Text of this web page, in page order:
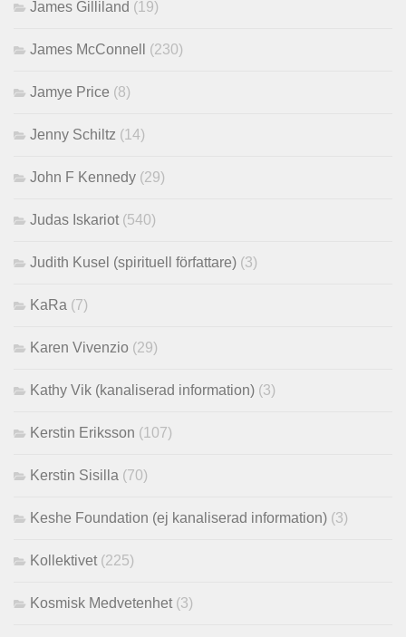
James Gilliland (19)
James McConnell (230)
Jamye Price (8)
Jenny Schiltz (14)
John F Kennedy (29)
Judas Iskariot (540)
Judith Kusel (spirituell författare) (3)
KaRa (7)
Karen Vivenzio (29)
Kathy Vik (kanaliserad information) (3)
Kerstin Eriksson (107)
Kerstin Sisilla (70)
Keshe Foundation (ej kanaliserad information) (3)
Kollektivet (225)
Kosmisk Medvetenhet (3)